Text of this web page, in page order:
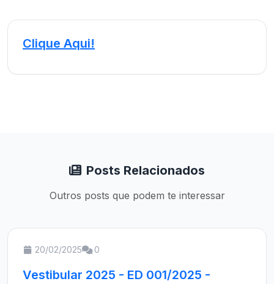
Clique Aqui!
Posts Relacionados
Outros posts que podem te interessar
20/02/2025 0
Vestibular 2025 - ED 001/2025 -